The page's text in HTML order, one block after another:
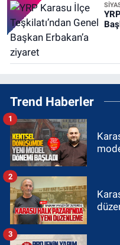
Trend Haberler
1
2
3